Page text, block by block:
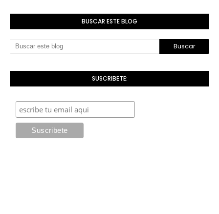
BUSCAR ESTE BLOG
SUSCRIBETE: